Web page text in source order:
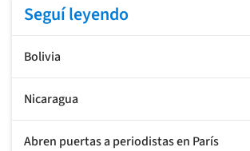
Seguí leyendo
Bolivia
Nicaragua
Abren puertas a periodistas en París